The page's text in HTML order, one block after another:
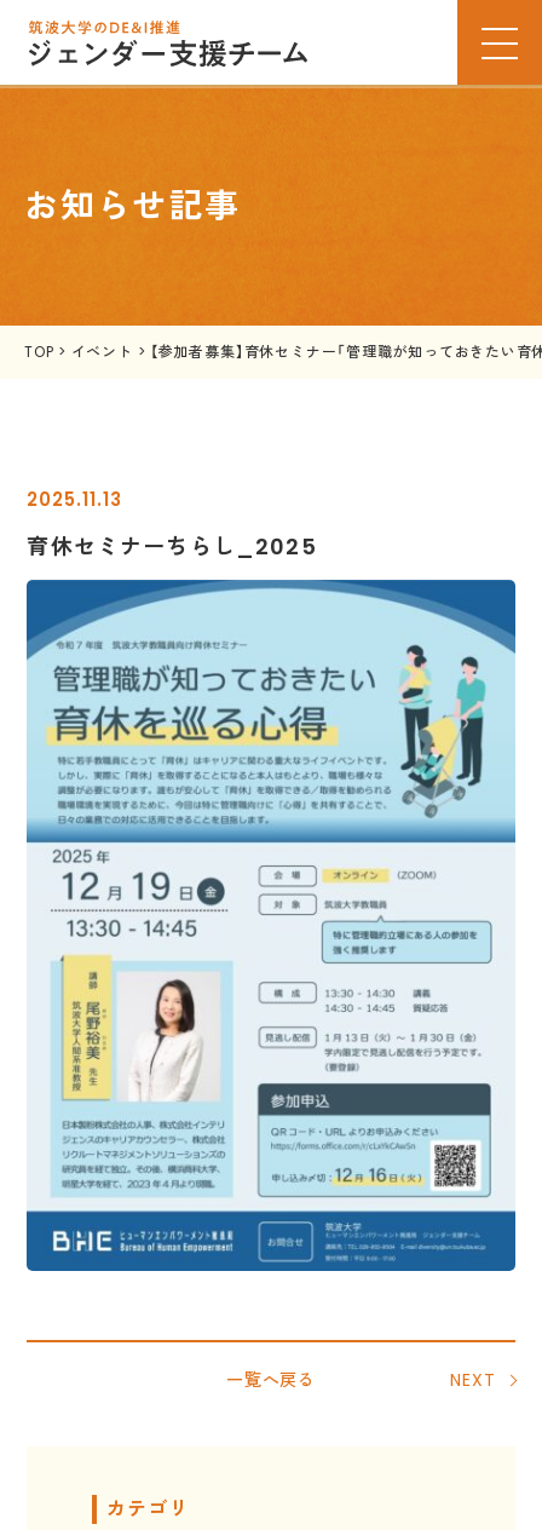
お知らせ記事
TOP > イベント > 【参加者募集】育休セミナー「管理職が知っておきたい育
2025.11.13
育休セミナーちらし_2025
一覧へ戻る NEXT
カテゴリ